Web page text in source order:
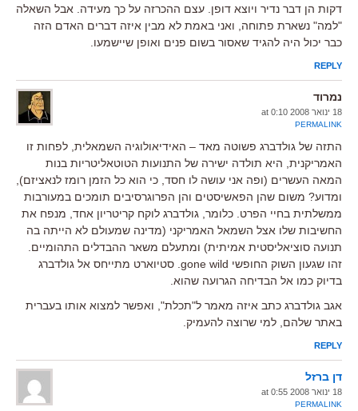
דקות הן דבר נדיר ויוצא דופן. עצם ההכרזה על כך מעידה. אבל השאלה
"למה" נשארת פתוחה, ואני באמת לא מבין איזה דברים האדם הזה
כבר יכול היה להגיד שאסור בשום פנים ואופן שיישמעו.
REPLY
נמרוד
18 ינואר 2008 at 0:10
PERMALINK
התזה של גולדברג פשוטה מאד – האידיאולוגיה השמאלית, לפחות זו
האמריקנית, היא תולדה ישירה של התנועות הטוטאליטריות בנות
המאה העשרים (ופה אני עושה לו חסד, כי הוא כל הזמן רומז לנאציזם),
ומדוע? משום שהן הפאשיסטים והן הפרוגרסיבים תומכים במעורבות
ממשלתית בחיי הפרט. כלומר, גולדברג לוקח קריטריון אחד, מנפח את
החשיבות שלו אצל השמאל האמריקני (מדינה שמעולם לא הייתה בה
תנועה סוציאליסטית אמיתית) ומתעלם משאר ההבדלים התהומיים.
זהו שגעון השוק החופשי gone wild. סטיוארט מתייחס אל גולדברג
בדיוק כמו אל הבדיחה הגרועה שהוא.
אגב גולדברג כתב איזה מאמר ל"תכלת", ואפשר למצוא אותו בעברית
באתר שלהם, למי שרוצה להעמיק.
REPLY
דן ברזל
18 ינואר 2008 at 0:55
PERMALINK